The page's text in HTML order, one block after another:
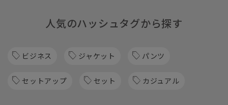
人気のハッシュタグから探す
ビジネス ジャケット パンツ
セットアップ セット カジュアル